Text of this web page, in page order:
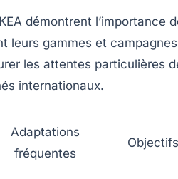
démontrent l’importance
leurs gammes et campagnes
les attentes particulières
internationaux.
Adaptations
fréquentes
Objectifs